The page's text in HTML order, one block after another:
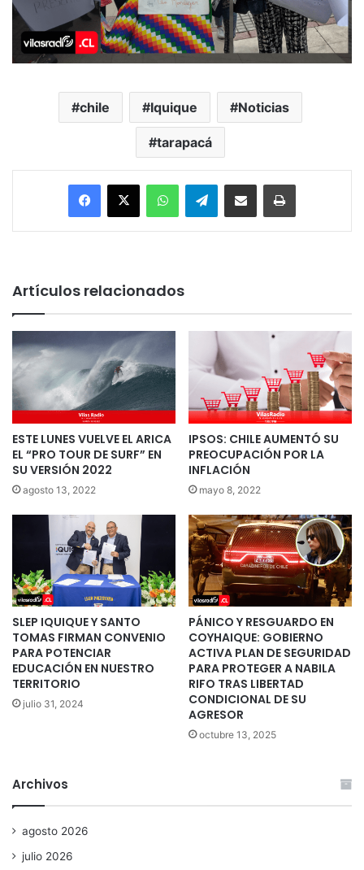
chile Iquique Noticias
tarapacá
Facebook
X WhatsAppTelegramEnviar vía email Imprimir
Artículos relacionados
ESTE LUNES VUELVE EL ARICA
EL “PRO TOUR DE SURF” EN
SU VERSIÓN 2022
agosto 13, 2022
IPSOS: CHILE AUMENTÓ SU
PREOCUPACIÓN POR LA
INFLACIÓN
mayo 8, 2022
SLEP IQUIQUE Y SANTO
TOMAS FIRMAN CONVENIO
PARA POTENCIAR
EDUCACIÓN EN NUESTRO
TERRITORIO
julio 31, 2024
PÁNICO Y RESGUARDO EN
COYHAIQUE: GOBIERNO
ACTIVA PLAN DE SEGURIDAD
PARA PROTEGER A NABILA
RIFO TRAS LIBERTAD
CONDICIONAL DE SU
AGRESOR
octubre 13, 2025
Archivos
agosto 2026
julio 2026